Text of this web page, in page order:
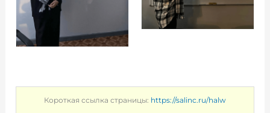
Короткая ссылка страницы: https://salinc.ru/halw